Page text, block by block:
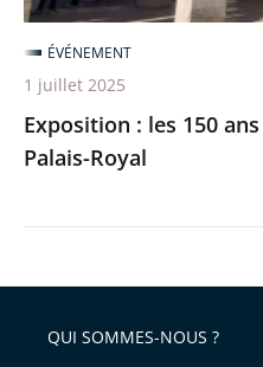
au
Palais-
Royal
Exposition : les 150
Palais-Royal
ÉVÉNEMENT
1 juillet 2025
QUI SOMMES-NOUS ?